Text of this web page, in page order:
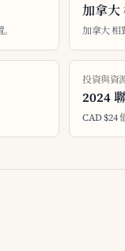
加拿大
加拿大 相
投資與資
2024
CAD $24